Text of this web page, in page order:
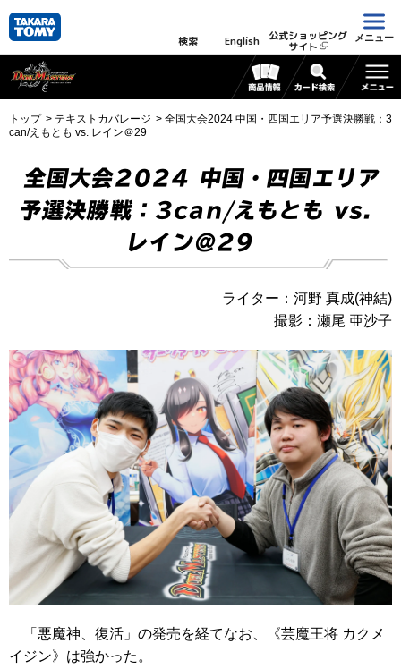
検索 English 公式ショッピング
サイト
メニュー
トップ テキストカバレージ
全国大会2024 中国・四国エリア予選決勝戦：3
can/えもとも vs. レイン＠29
全国大会2024 中国・四国エリア
予選決勝戦：3can/えもとも vs.
レイン＠29
ライター：河野 真成(神結)
撮影：瀬尾 亜沙子
「悪魔神、復活」の発売を経てなお、
《芸魔王将 カクメ
イジン》 は強かった。